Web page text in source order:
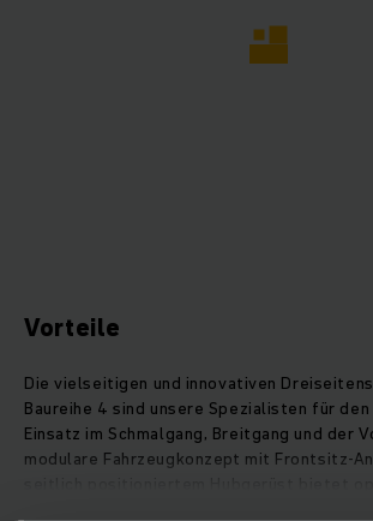
Vorteile
Die vielseitigen und innovativen
Baureihe 4 sind unsere Spezialisten für
Einsatz im Schmalgang, Breitgang und der
modulare Fahrzeugkonzept mit Frontsitz-